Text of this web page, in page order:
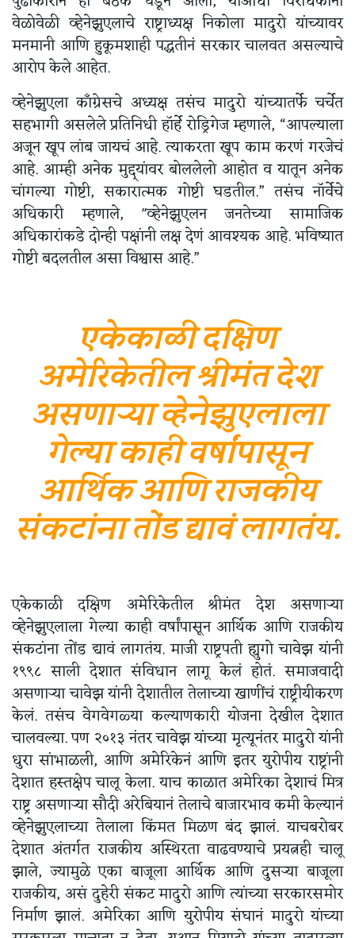
वेळोवेळी व्हेनेझुएलाचे राष्ट्राध्यक्ष निकोला मादुरो यांच्यावर
मनमानी आणि हुकूमशाही पद्धतीनं सरकार चालवत असल्याचे
आरोप केले आहेत.
व्हेनेझुएला काँग्रेसचे अध्यक्ष तसंच मादुरो यांच्यातर्फे चर्चेत
सहभागी असलेले प्रतिनिधी हॉर्हे रोड्रिगेज म्हणाले, “आपल्याला
अजून खूप लांब जायचं आहे. त्याकरता खूप काम करणं गरजेचं
आहे. आम्ही अनेक मुद्द्यांवर बोललेलो आहोत व यातून अनेक
चांगल्या गोष्टी, सकारात्मक गोष्टी घडतील.” तसंच नॉर्वेचे
अधिकारी म्हणाले, "व्हेनेझुएलन जनतेच्या सामाजिक
अधिकारांकडे दोन्ही पक्षांनी लक्ष देणं आवश्यक आहे. भविष्यात
गोष्टी बदलतील असा विश्वास आहे.”
एकेकाळी दक्षिण
अमेरिकेतील श्रीमंत देश
असणाऱ्या व्हेनेझुएलाला
गेल्या काही वर्षांपासून
आर्थिक आणि राजकीय
संकटांना तोंड द्यावं लागतंय.
एकेकाळी दक्षिण अमेरिकेतील श्रीमंत देश असणाऱ्या
व्हेनेझुएलाला गेल्या काही वर्षांपासून आर्थिक आणि राजकीय
संकटांना तोंड द्यावं लागतंय. माजी राष्ट्रपती ह्युगो चावेझ यांनी
१९९८ साली देशात संविधान लागू केलं होतं. समाजवादी
असणाऱ्या चावेझ यांनी देशातील तेलाच्या खाणींचं राष्ट्रीयीकरण
केलं. तसंच वेगवेगळ्या कल्याणकारी योजना देखील देशात
चालवल्या. पण २०१३ नंतर चावेझ यांच्या मृत्यूनंतर मादुरो यांनी
धुरा सांभाळली, आणि अमेरिकेनं आणि इतर युरोपीय राष्ट्रांनी
देशात हस्तक्षेप चालू केला. याच काळात अमेरिका देशाचं मित्र
राष्ट्र असणाऱ्या सौदी अरेबियानं तेलाचे बाजारभाव कमी केल्यानं
व्हेनेझुएलाच्या तेलाला किंमत मिळण बंद झालं. याचबरोबर
देशात अंतर्गत राजकीय अस्थिरता वाढवण्याचे प्रयत्नही चालू
झाले, ज्यामुळे एका बाजूला आर्थिक आणि दुसऱ्या बाजूला
राजकीय, असं दुहेरी संकट मादुरो आणि त्यांच्या सरकारसमोर
निर्माण झालं. अमेरिका आणि युरोपीय संघानं मादुरो यांच्या